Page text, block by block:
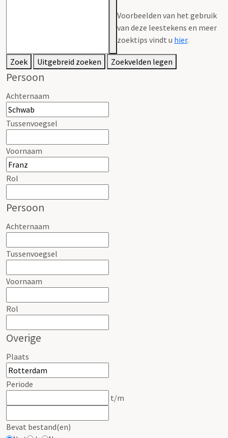
Voorbeelden van het gebruik
van deze leestekens en meer
zoektips vindt u hier.
Zoek Uitgebreid zoeken Zoekvelden legen
Persoon
Achternaam
Tussenvoegsel
Voornaam
Rol
Persoon
Achternaam
Tussenvoegsel
Voornaam
Rol
Overige
Plaats
Periode
t/m
Bevat bestand(en)